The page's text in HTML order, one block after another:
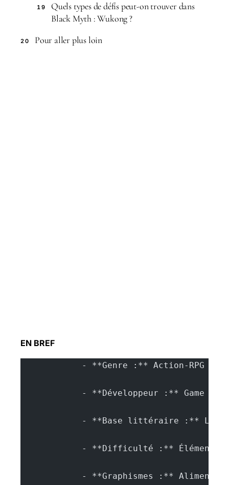
19
Quels types de défis peut-on trouver dans
Black Myth : Wukong ?
20 Pour aller plus loin
EN BREF
- **Genre :** Action-RPG
- **Développeur :** Game
- **Base littéraire :** La
- **Difficulté :** Éléments
- **Graphismes :** Alimenté